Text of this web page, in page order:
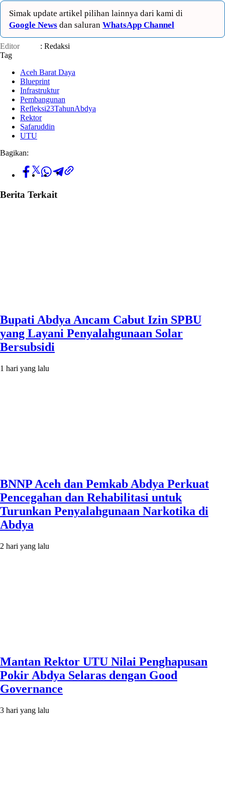
Simak update artikel pilihan lainnya dari kami di
Google News dan saluran WhatsApp Channel
Editor
: Redaksi
Tag
Aceh Barat Daya
Blueprint
Infrastruktur
Pembangunan
Refleksi23TahunAbdya
Rektor
Safaruddin
UTU
Bagikan:
Berita Terkait
Bupati Abdya Ancam Cabut Izin SPBU
yang Layani Penyalahgunaan Solar
Bersubsidi
1 hari yang lalu
BNNP Aceh dan Pemkab Abdya Perkuat
Pencegahan dan Rehabilitasi untuk
Turunkan Penyalahgunaan Narkotika di
Abdya
2 hari yang lalu
Mantan Rektor UTU Nilai Penghapusan
Pokir Abdya Selaras dengan Good
Governance
3 hari yang lalu